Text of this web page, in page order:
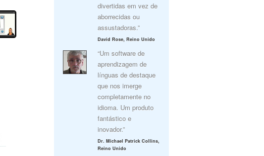
divertidas em vez de
aborrecidas ou
assustadoras.”
David Rose, Reino Unido
“Um software de
aprendizagem de
línguas de destaque
que nos imerge
completamente no
idioma. Um produto
fantástico e
inovador.”
Dr. Michael Patrick Collins,
Reino Unido